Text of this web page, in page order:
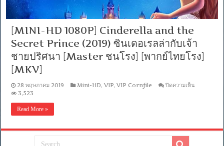
[MINI-HD 1080P] Cinderella and the
Secret Prince (2019) ซินเดอเรลล่ากับเจ้า
ชายปริศนา [Master ชนโรง] [พากย์ไทยโรง]
[MKV]
28 พฤษภาคม 2019 Mini-HD,VIP,VIP Cornfile ปิดความเห็นบน
the
3,523
Read More »